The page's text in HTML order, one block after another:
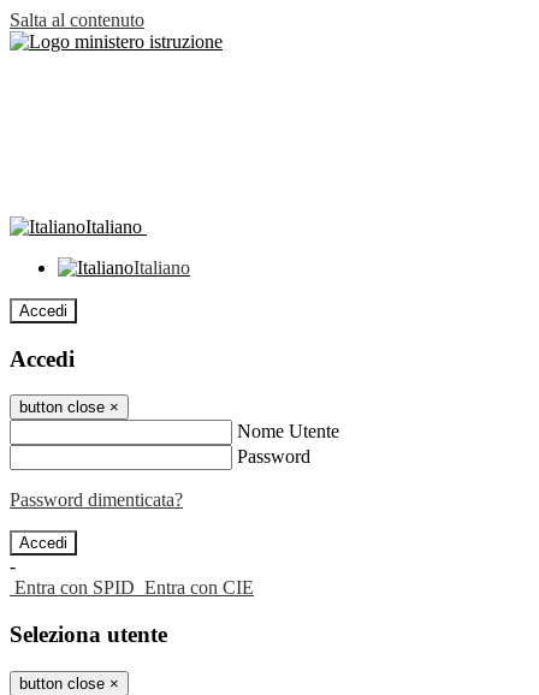
Salta al contenuto
Italiano
Italiano
Accedi
Accedi
button close ×
Nome Utente
Password
Password dimenticata?
-
Entra con SPID Entra con CIE
Seleziona utente
button close ×